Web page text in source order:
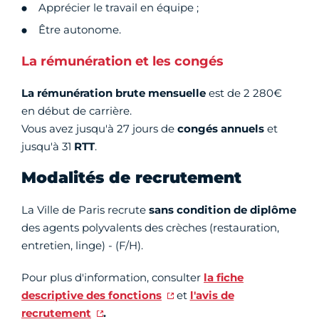
Apprécier le travail en équipe ;
Être autonome.
La rémunération et les congés
La rémunération brute mensuelle est de 2 280€
en début de carrière.
Vous avez jusqu'à 27 jours de congés annuels et
jusqu'à 31 RTT.
Modalités de recrutement
La Ville de Paris recrute sans condition de diplôme
des agents polyvalents des crèches (restauration,
entretien, linge) - (F/H).
Pour plus d'information, consulter la fiche
descriptive des fonctions
et l'avis de
recrutement
.